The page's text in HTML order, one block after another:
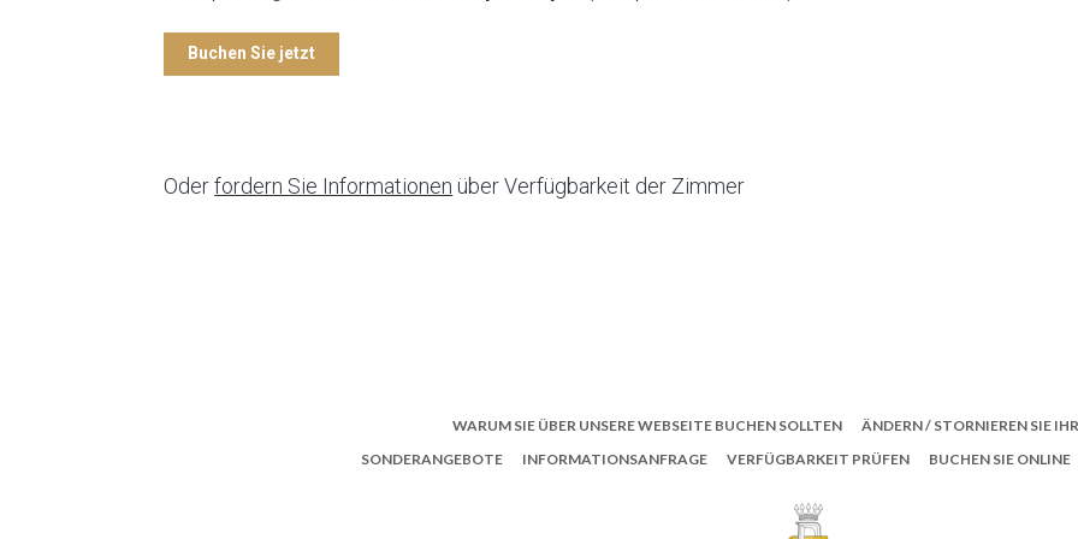
Buchen Sie jetzt
Oderfordern Sie Informationen über Verfügbarkeit der Zimmer
WARUM SIE ÜBER UNSERE WEBSEITE BUCHEN SOLLTEN
ÄNDERN / STORNIEREN SIE
SONDERANGEBOTE
INFORMATIONSANFRAGE VERFÜGBARKEIT PRÜFEN BUCHEN SIE ONLINE